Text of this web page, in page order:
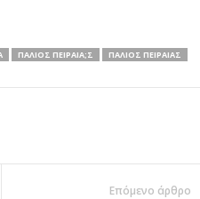
ΠΑΛΙΟΣ ΠΕΙΡΑΙΑ;Σ
ΠΑΛΙΟΣ ΠΕΙΡΑΙΑΣ
Επόμενο άρθρο